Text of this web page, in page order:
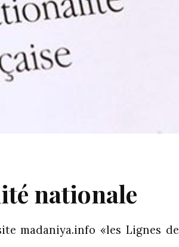
nationale
madaniya.info «les Lignes